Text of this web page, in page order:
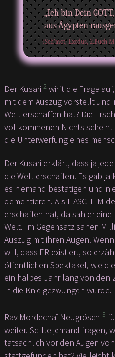
„Ich bin Dein
aus Ägypten
(Sch’mot, Exodus, 2.Buch
Der Kusari 2 wirft die Frage
mit dem Auszug vorstellt und
Welt erschaffen hat? Die
vollkommenen Nichts scheint
die Unterwerfung eines
Der Kusari erklärt, dass ja
die Welt erschaffen. Es gab
es niemand bestätigen und
dementieren. Als HASCHEM
erschaffen hat, da sah er
Welt. Im Gegensatz sahen
Auszug mit ihren Augen.
will, dass ER existiert, so
öffentlichen Spektakel, wie
ein halbes Jahr lang von den
in die Knie gezwungen wurde.
Rav Mordechaï Neugröschl3
weiter. Sollte jemand fragen,
tatsächlich vor den Augen